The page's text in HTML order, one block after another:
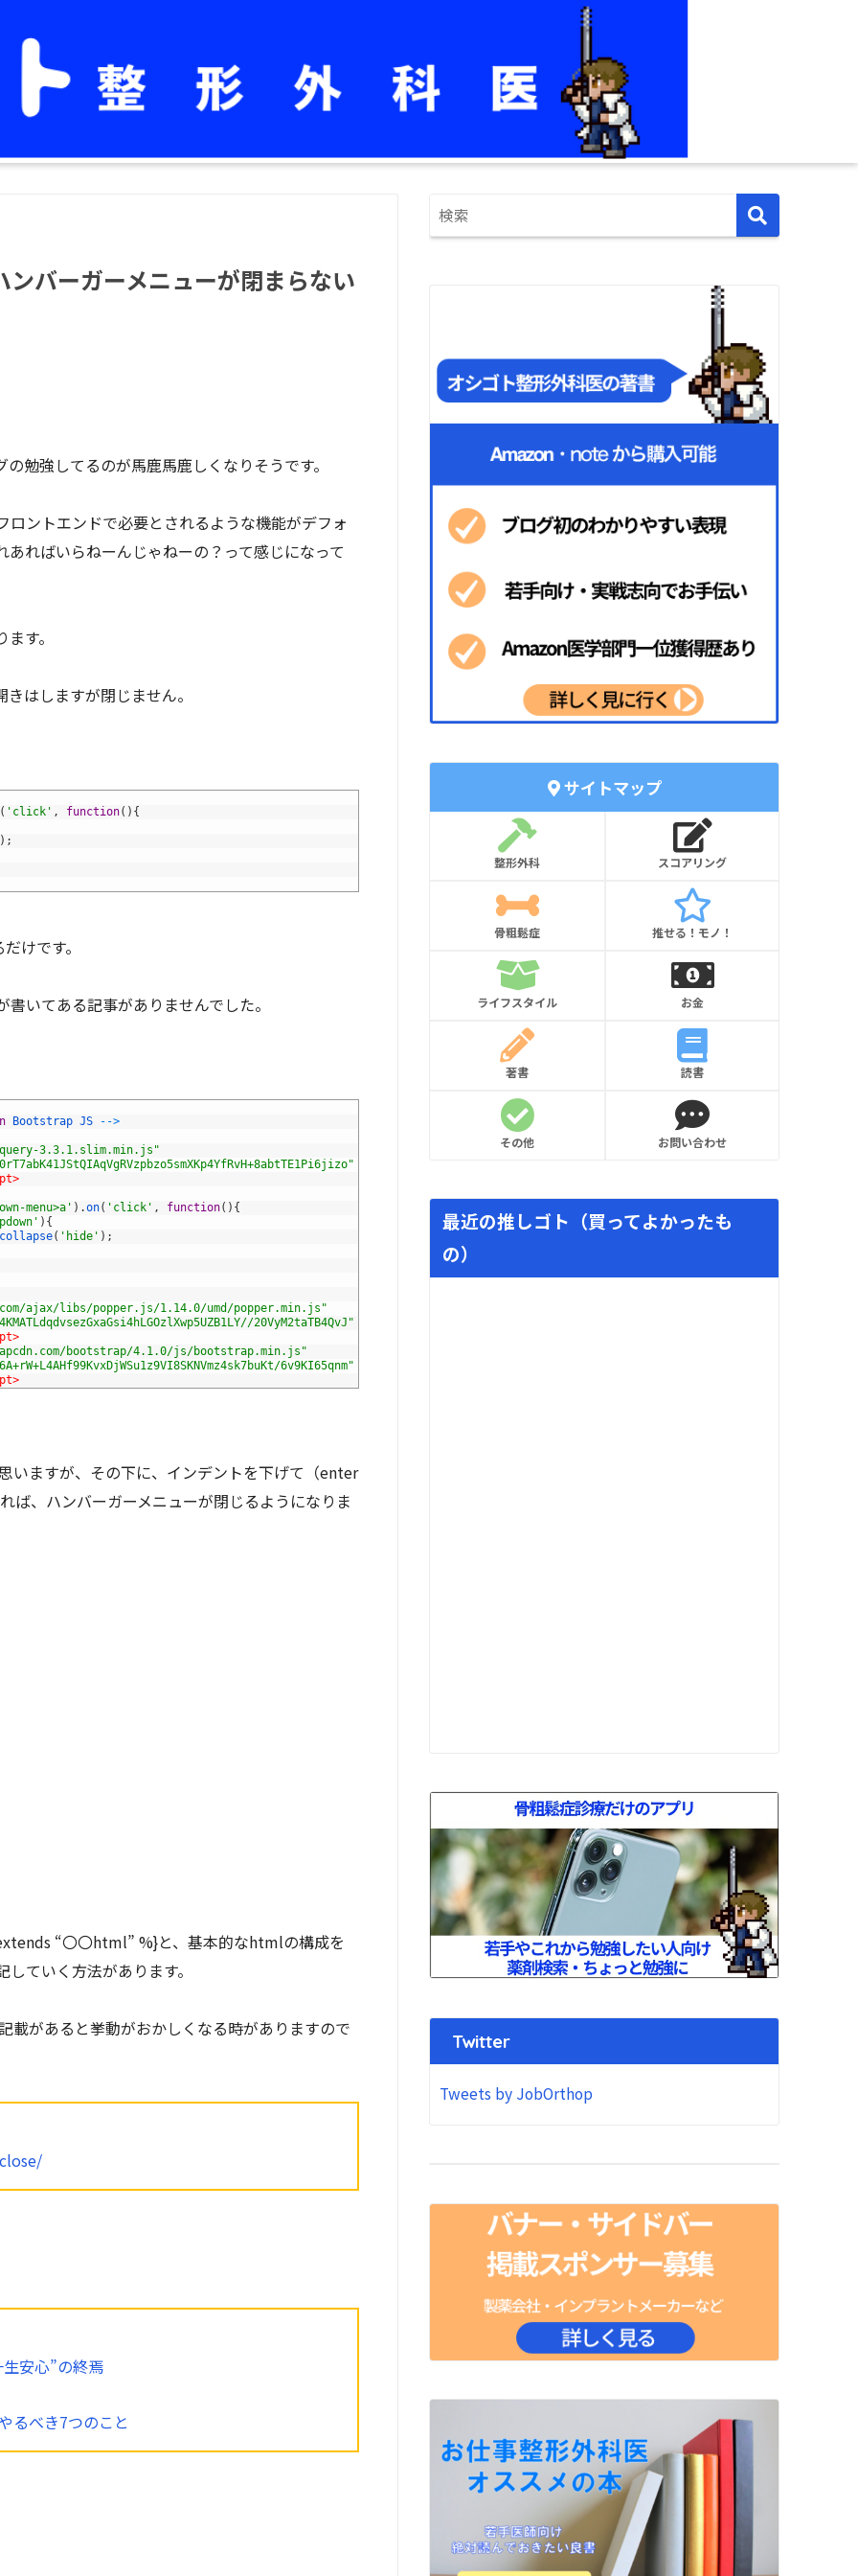
バーガーメニューが閉まらない
勉強してるのが馬鹿馬鹿しくなりそうです。
ントエンドで必要とされるような機能がデフォ
ればいらねーんじゃねーの？って感じになって
す。
はしますが閉じません。
( 'click' , function( ) {
) ;
けです。
いてある記事がありませんでした。
Bootstrap JS -->
3.3.1.slim.min.js"
menu>a' ) .on( 'click' , function( ) {
) {
collapse( 'hide' ) ;
ajax/libs/popper.js/1.14.0/umd/popper.min.js"
20VyM2taTB4QvJ"
bootstrap/4.1.0/js/bootstrap.min.js"
6v9KI65qnm"
ますが、その下に、インデントを下げて（enter
ば、ハンバーガーメニューが閉じるようになりま
“〇〇html” %}と、基本的なhtmlの構成を
ていく方法があります。
があると挙動がおかしくなる時がありますので
安心”の終焉
るべき7つのこと
サイトマップ
整形外科 スコアリング
骨粗鬆症 推せる！モノ！
ライフスタイル お金
著書 読書
その他 お問い合わせ
最近の推しゴト（買ってよかったも
の）
Twitter
Tweets by JobOrthop